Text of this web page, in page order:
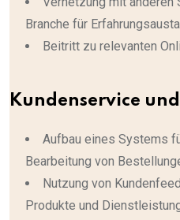
Branche für
Beitritt zu relevanten
Kundenservice
Aufbau eines Systems
Bearbeitung von
Nutzung von
Produkte und